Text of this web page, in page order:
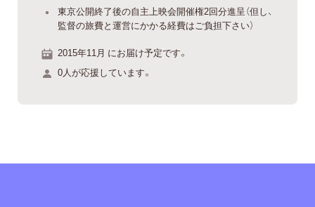
東京公開終了後の自主上映会開催権2回分進呈（但し、
監督の旅費と運営にかかる経費はご負担下さい）
2015年11月 にお届け予定です。
0人が応援しています。